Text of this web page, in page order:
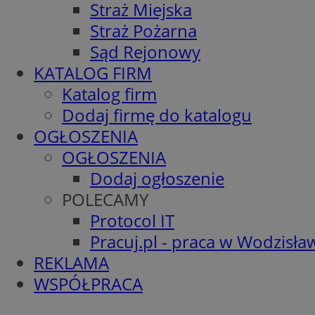
Straż Miejska
Straż Pożarna
Sąd Rejonowy
KATALOG FIRM
Katalog firm
Dodaj firmę do katalogu
OGŁOSZENIA
OGŁOSZENIA
Dodaj ogłoszenie
POLECAMY
Protocol IT
Pracuj.pl - praca w
REKLAMA
WSPÓŁPRACA